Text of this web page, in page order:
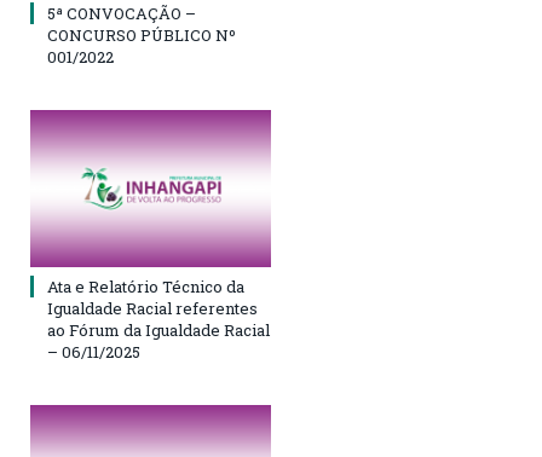
5ª CONVOCAÇÃO –
CONCURSO PÚBLICO Nº
001/2022
Ata e Relatório Técnico da
Igualdade Racial referentes
ao Fórum da Igualdade Racial
– 06/11/2025